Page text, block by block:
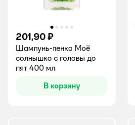
201,90 ₽
Шампунь-пенка Моё
солнышко с головы до
пят 400 мл
В корзину